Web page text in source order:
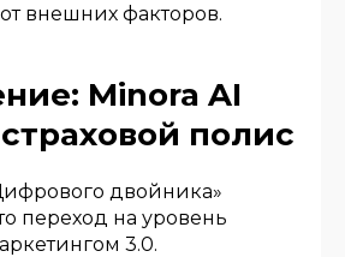
внешних факторов.
Minora AI
полис
двойника»
переход на уровень
3.0.